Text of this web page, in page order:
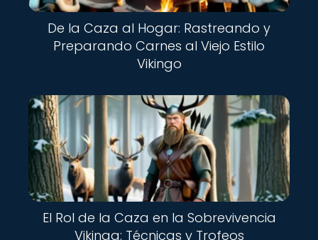
De la Caza al Hogar: Rastreando y
Preparando Carnes al Viejo Estilo
Vikingo
El Rol de la Caza en la Sobrevivencia
Vikinga: Técnicas y Trofeos